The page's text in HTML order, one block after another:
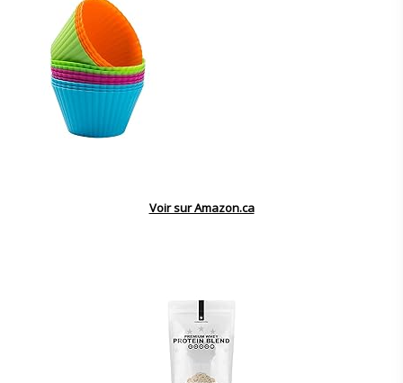
Voir sur Amazon.ca